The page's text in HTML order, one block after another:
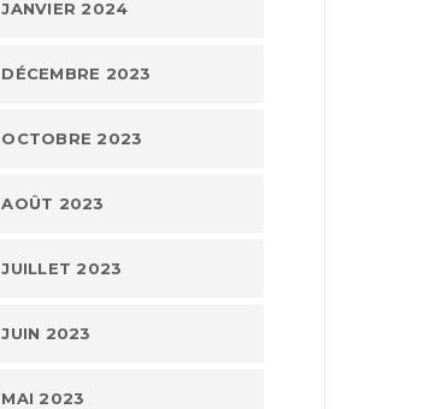
JANVIER 2024
DÉCEMBRE 2023
OCTOBRE 2023
AOÛT 2023
JUILLET 2023
JUIN 2023
MAI 2023